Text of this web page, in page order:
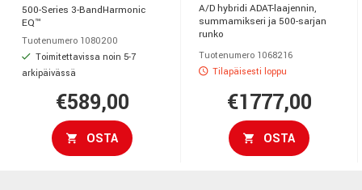
500-Series 3-BandHarmonic
EQ™
Tuotenumero 1080200
Toimitettavissa noin 5-7
arkipäivässä
€589,00
OSTA
A/D hybridi ADAT-laajennin,
summamikseri ja 500-sarjan
runko
Tuotenumero 1068216
Tilapäisesti loppu
€1777,00
OSTA